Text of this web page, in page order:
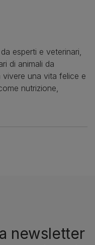
esperti e veterinari,
di animali da
una vita felice e
nutrizione,
newsletter